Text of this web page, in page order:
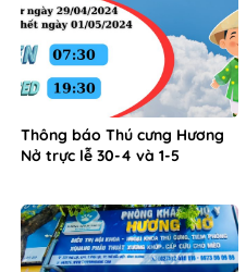
Thông báo Thú cưng Hương
Nở trực lễ 30-4 và 1-5